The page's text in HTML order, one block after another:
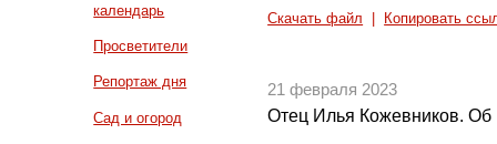
календарь
Просветители
Репортаж дня
Сад и огород
Скачать файл Копировать
21 февраля 2023
Отец Илья Кожевников. Об